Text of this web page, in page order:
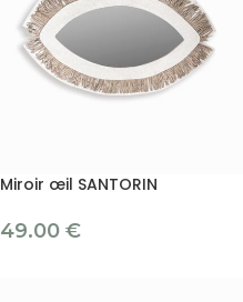
Miroir œil SANTORIN
49.00 €